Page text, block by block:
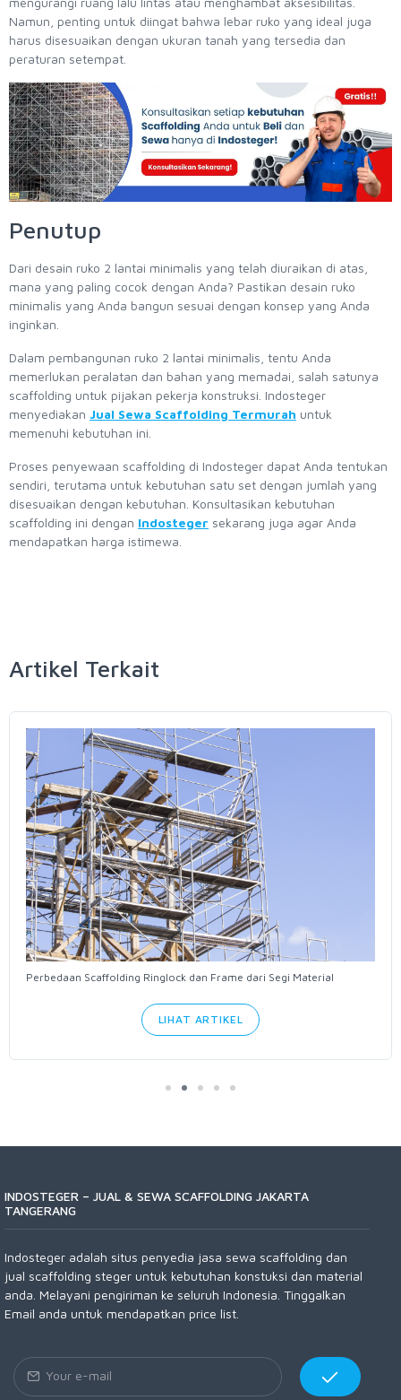
Namun, penting untuk diingat bahwa lebar ruko yang ideal juga
harus disesuaikan dengan ukuran tanah yang tersedia dan
peraturan setempat.
Penutup
Dari desain ruko 2 lantai minimalis yang telah diuraikan di atas,
mana yang paling cocok dengan Anda? Pastikan desain ruko
minimalis yang Anda bangun sesuai dengan konsep yang Anda
inginkan.
Dalam pembangunan ruko 2 lantai minimalis, tentu Anda
memerlukan peralatan dan bahan yang memadai, salah satunya
scaffolding untuk pijakan pekerja konstruksi. Indosteger
menyediakan Jual Sewa Scaffolding Termurah untuk
memenuhi kebutuhan ini.
Proses penyewaan scaffolding di Indosteger dapat Anda tentukan
sendiri, terutama untuk kebutuhan satu set dengan jumlah yang
disesuaikan dengan kebutuhan. Konsultasikan kebutuhan
scaffolding ini dengan Indosteger sekarang juga agar Anda
mendapatkan harga istimewa.
Artikel Terkait
Perbedaan Scaffolding Ringlock dan Frame dari Segi Material
LIHAT ARTIKEL
INDOSTEGER – JUAL & SEWA SCAFFOLDING JAKARTA
TANGERANG
Indosteger adalah situs penyedia jasa sewa scaffolding dan
jual scaffolding steger untuk kebutuhan konstuksi dan material
anda. Melayani pengiriman ke seluruh Indonesia. Tinggalkan
Email anda untuk mendapatkan price list.